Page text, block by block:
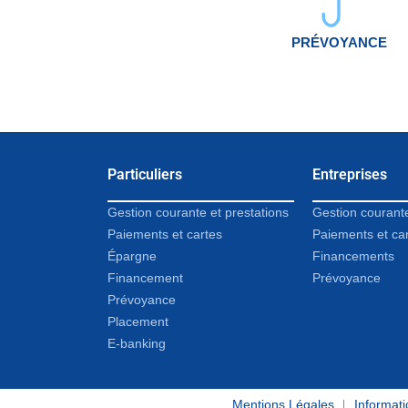
PRÉVOYANCE
Particuliers
Gestion courante et prestations
Paiements et cartes
Épargne
Financement
Prévoyance
Placement
E-banking
Entreprises
Gestion
Paiements et
Financements
Prévoyance
Mentions Légales